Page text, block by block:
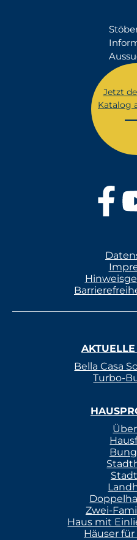
Jetzt
Katalog
Bella Casa
Turbo-
Zwei-
Haus mit
Häuser